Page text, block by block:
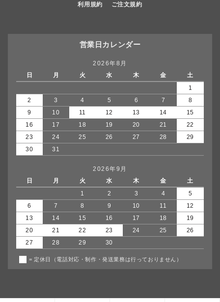
利用規約 ご注文規約
営業日カレンダー
2026年8月
日
月 火 水 木 金
土
1
2
3 4 5 6 7
8
9
10 11 12 13 14
15
16
17 18 19 20 21
22
23
24 25 26 27 28
29
30
31
2026年9月
日
月 火 水 木 金
土
1
2 3 4
5
6
7 8 9 10 11
12
13
14 15 16 17 18
19
20
21 22 23 24 25
26
27
28 29 30
= 定休日（電話対応・制作・発送業務は行っておりません）